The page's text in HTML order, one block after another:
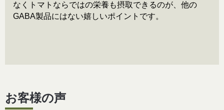
なくトマトならではの栄養も摂取できるのが、他の
GABA製品にはない嬉しいポイントです。
お客様の声